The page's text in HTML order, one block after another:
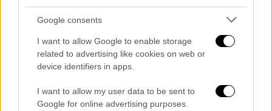
Google consents
I want to allow Google to enable storage
related to advertising like cookies on web or
device identifiers in apps.
I want to allow my user data to be sent to
Google for online advertising purposes.
Στα τρένα επέβαιναν πάνω από 300